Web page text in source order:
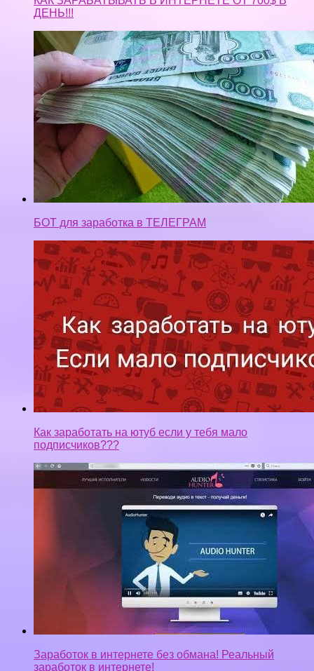
ДЕНЬ!!!
БОТ для заработка в ТЕЛЕГРАМ
Как заработать на ютуб если у тебя мало
подписчиков???
Заработок в интернете без обмана! Реальный
заработок в интернете!